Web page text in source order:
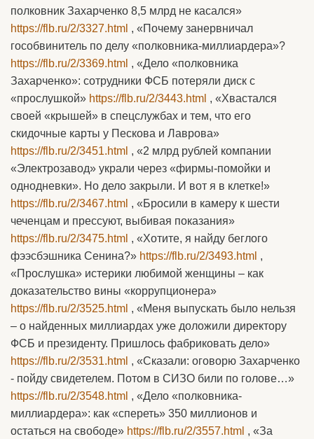
полковник Захарченко 8,5 млрд не касался»
https://flb.ru/2/3327.html , «Почему занервничал
гособвинитель по делу «полковника-миллиардера»?
https://flb.ru/2/3369.html , «Дело «полковника
Захарченко»: сотрудники ФСБ потеряли диск с
«прослушкой» https://flb.ru/2/3443.html , «Хвастался
своей «крышей» в спецслужбах и тем, что его
скидочные карты у Пескова и Лаврова»
https://flb.ru/2/3451.html , «2 млрд рублей компании
«Электрозавод» украли через «фирмы-помойки и
однодневки». Но дело закрыли. И вот я в клетке!»
https://flb.ru/2/3467.html , «Бросили в камеру к шести
чеченцам и прессуют, выбивая показания»
https://flb.ru/2/3475.html , «Хотите, я найду беглого
фээсбэшника Сенина?» https://flb.ru/2/3493.html ,
«Прослушка» истерики любимой женщины – как
доказательство вины «коррупционера»
https://flb.ru/2/3525.html , «Меня выпускать было нельзя
– о найденных миллиардах уже доложили директору
ФСБ и президенту. Пришлось фабриковать дело»
https://flb.ru/2/3531.html , «Сказали: оговорю Захарченко
- пойду свидетелем. Потом в СИЗО били по голове…»
https://flb.ru/2/3548.html , «Дело «полковника-
миллиардера»: как «спереть» 350 миллионов и
остаться на свободе» https://flb.ru/2/3557.html , «За